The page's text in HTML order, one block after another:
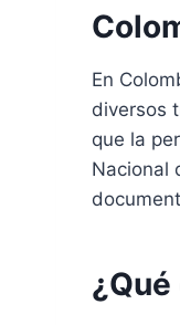
En
diversos
que la
Nacional